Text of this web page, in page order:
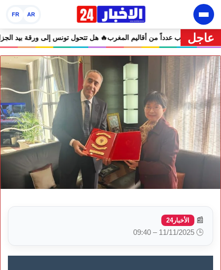
AR
FR
عاجل
تصل إلى 47 درجة تضرب عدداً من أقاليم المغرب 🔥 هل تتحول
📰 الأخبار24
🕒 11/11/2025 – 09:40